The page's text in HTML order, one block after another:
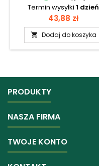
Termin wysyłki 1 dzień
Cena
43,88 zł
 Dodaj do koszyka
PRODUKTY
NASZA FIRMA
TWOJE KONTO